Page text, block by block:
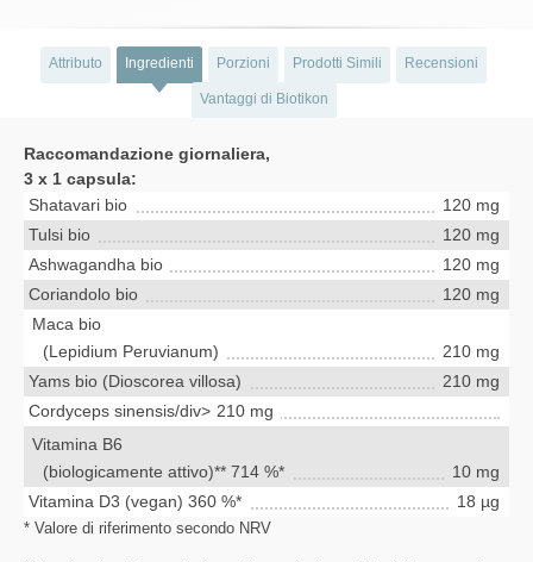
Attributo Ingredienti Porzioni Prodotti Simili Recensioni
Vantaggi di Biotikon
Raccomandazione giornaliera,
3 x 1 capsula:
Shatavari bio
120 mg
Tulsi bio
120 mg
Ashwagandha bio
120 mg
Coriandolo bio
120 mg
Maca bio
(Lepidium Peruvianum)
210 mg
Yams bio (Dioscorea villosa)
210 mg
Cordyceps sinensis/div> 210 mg
Vitamina B6
(biologicamente attivo)** 714 %*
10 mg
Vitamina D3 (vegan) 360 %*
18 µg
* Valore di riferimento secondo NRV